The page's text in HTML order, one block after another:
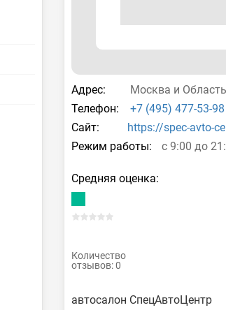
Адрес:
Москва и
Телефон:
+7 (495) 477-53-98
Сайт:
https://spec-avto-
Режим работы:
с 9:00 до
Средняя оценка:
Количество
отзывов: 0
автосалон СпецАвтоЦентр